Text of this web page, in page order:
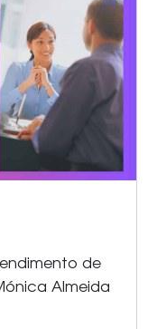
de
Almeida